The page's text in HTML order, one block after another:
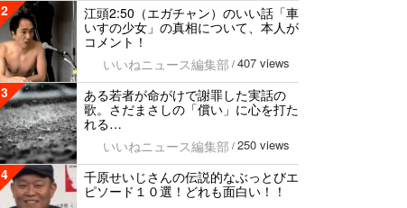
2
江頭2:50（エガチャン）のいい話「車
いすの少女」の真相について、本人が
コメント！
いいねニュース編集部 / 407 views
3
ある若者が命がけで謝罪した実話の
歌。さだまさしの「償い」に心を打た
れる…
いいねニュース編集部 / 250 views
4
千原せいじさんの伝説的なぶっとびエ
ピソード１０選！どれも面白い！！